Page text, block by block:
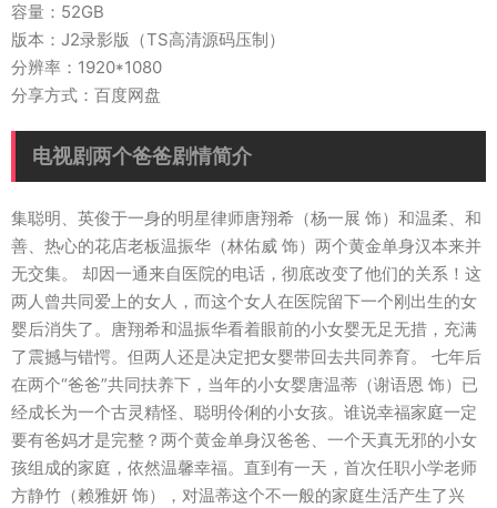
容量：52GB
版本：J2录影版（TS高清源码压制）
分辨率：1920*1080
分享方式：百度网盘
电视剧两个爸爸剧情简介
集聪明、英俊于一身的明星律师唐翔希（杨一展 饰）和温柔、和
善、热心的花店老板温振华（林佑威 饰）两个黄金单身汉本来并
无交集。 却因一通来自医院的电话，彻底改变了他们的关系！这
两人曾共同爱上的女人，而这个女人在医院留下一个刚出生的女
婴后消失了。唐翔希和温振华看着眼前的小女婴无足无措，充满
了震撼与错愕。但两人还是决定把女婴带回去共同养育。 七年后
在两个“爸爸”共同扶养下，当年的小女婴唐温蒂（谢语恩 饰）已
经成长为一个古灵精怪、聪明伶俐的小女孩。谁说幸福家庭一定
要有爸妈才是完整？两个黄金单身汉爸爸、一个天真无邪的小女
孩组成的家庭，依然温馨幸福。直到有一天，首次任职小学老师
方静竹（赖雅妍 饰），对温蒂这个不一般的家庭生活产生了兴